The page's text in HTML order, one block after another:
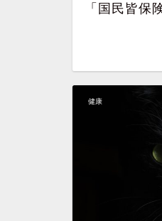
「国民皆保
健康